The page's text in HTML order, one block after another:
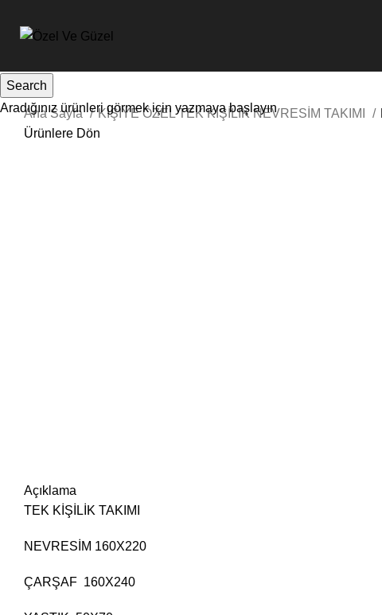
Ana Sayfa KİŞİYE ÖZEL TEK KİŞİLİK NEVRESİM TAKIMI
Ürünlere Dön
Açıklama
TEK KİŞİLİK TAKIMI
NEVRESİM 160X220
ÇARŞAF 160X240
Search
Aradığınız ürünleri görmek için yazmaya başlayın